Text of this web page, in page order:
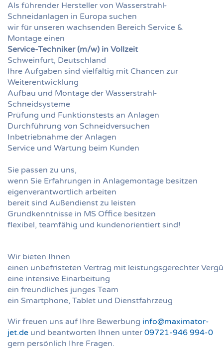
Als führender Hersteller von Wasserstrahl-
Schneidanlagen in Europa suchen
wir für unseren wachsenden Bereich Service &
Montage einen
Service-Techniker (m/w) in Vollzeit
Schweinfurt, Deutschland
Ihre Aufgaben sind vielfältig mit Chancen zur
Weiterentwicklung
Aufbau und Montage der Wasserstrahl-
Schneidsysteme
Prüfung und Funktionstests an Anlagen
Durchführung von Schneidversuchen
Inbetriebnahme der Anlagen
Service und Wartung beim Kunden
Sie passen zu uns,
wenn Sie Erfahrungen in Anlagemontage besitzen
eigenverantwortlich arbeiten
bereit sind Außendienst zu leisten
Grundkenntnisse in MS Office besitzen
flexibel, teamfähig und kundenorientiert sind!
Wir bieten Ihnen
einen unbefristeten Vertrag mit leistungsgerechter
eine intensive Einarbeitung
ein freundliches junges Team
ein Smartphone, Tablet und Dienstfahrzeug
Wir freuen uns auf Ihre Bewerbung info@maximator-
jet.de und beantworten Ihnen unter 09721-946 994-0
gern persönlich Ihre Fragen.